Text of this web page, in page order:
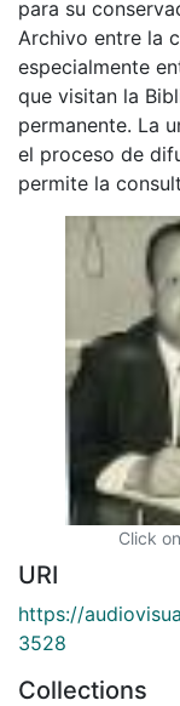
para su
Archivo entre la
especialmente
que visitan la
permanente. La
el proceso de
permite la
Click
URI
https://
3528
Collections